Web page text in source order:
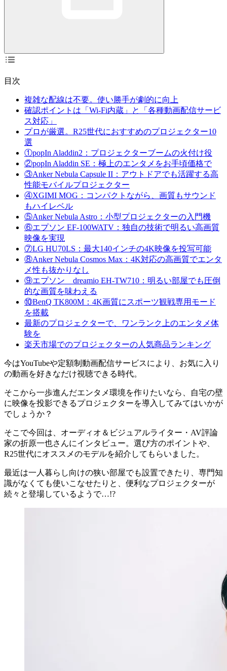
目次
複雑な配線は不要。使い勝手が劇的に向上
確認ポイントは「Wi-Fi内蔵」と「各種動画配信サービ
ス対応」
プロが厳選。R25世代におすすめのプロジェクター10
選
①popIn Aladdin2：プロジェクターブームの火付け役
②popIn Aladdin SE：極上のエンタメをお手頃価格で
③Anker Nebula Capsule II：アウトドアでも活躍する高
性能モバイルプロジェクター
④XGIMI MOG：コンパクトながら、画質もサウンド
もハイレベル
⑤Anker Nebula Astro：小型プロジェクターの入門機
⑥エプソン EF-100WATV：独自の技術で明るい高画質
映像を実現
⑦LG HU70LS：最大140インチの4K映像を投写可能
⑧Anker Nebula Cosmos Max：4K対応の高画質でエンタ
メ性も抜かりなし
⑨エプソン dreamio EH-TW710：明るい部屋でも圧倒
的な画質を味わえる
⑩BenQ TK800M：4K画質にスポーツ観戦専用モード
を搭載
最新のプロジェクターで、ワンランク上のエンタメ体
験を
楽天市場でのプロジェクターの人気商品ランキング
今はYouTubeや定額制動画配信サービスにより、お気に入り
の動画を好きなだけ視聴できる時代。
そこから一歩進んだエンタメ環境を作りたいなら、
自宅の壁
に映像を投影できるプロジェクターを導入してみてはいかが
でしょうか？
そこで今回は、 オーディオ＆ビジュアルライター・AV評論
家の折原一也さんにインタビュー。選び方のポイントや、
R25世代にオススメのモデルを紹介してもらいました。
最近は一人暮らし向けの狭い部屋でも設置できたり、専門知
識がなくても使いこなせたりと、便利なプロジェクターが
続々と登場しているようで…!?